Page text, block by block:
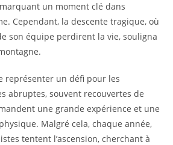
un moment clé dans
Cependant, la descente tragique, où
son équipe perdirent la vie, souligna
représenter un défi pour les
abruptes, souvent recouvertes de
une grande expérience et une
Malgré cela, chaque année,
tentent l’ascension, cherchant à